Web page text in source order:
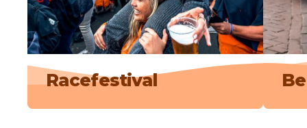
Racefestival